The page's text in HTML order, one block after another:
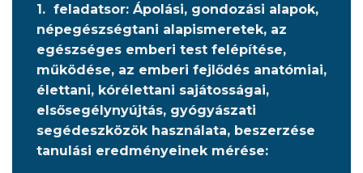
1. feladatsor: Ápolási, gondozási alapok,
népegészségtani alapismeretek, az
egészséges emberi test felépítése,
működése, az emberi fejlődés anatómiai,
élettani, kórélettani sajátosságai,
elsősegélynyújtás, gyógyászati
segédeszközök használata, beszerzése
tanulási eredményeinek mérése: